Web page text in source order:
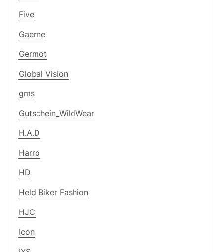
Five
Gaerne
Germot
Global Vision
gms
Gutschein_WildWear
H.A.D
Harro
HD
Held Biker Fashion
HJC
Icon